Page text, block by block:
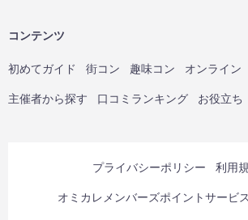
コンテンツ
初めてガイド 街コン 趣味コン オンライン
主催者から探す 口コミランキング お役立ち
プライバシーポリシー 利用
オミカレメンバーズポイントサービ